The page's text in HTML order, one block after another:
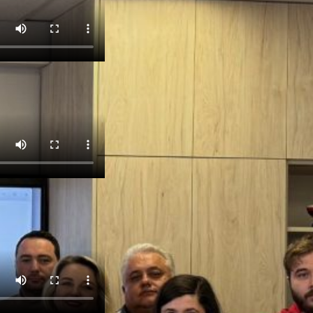
Lab